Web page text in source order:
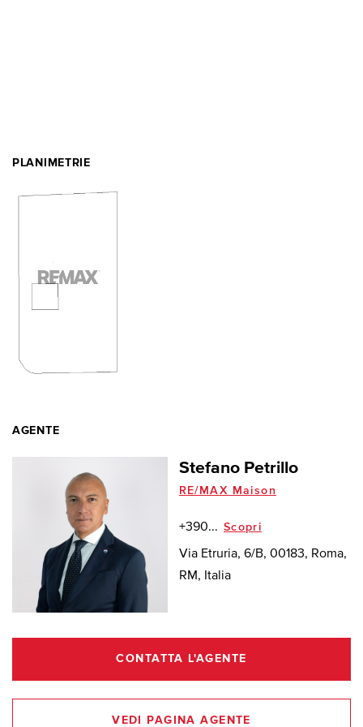
PLANIMETRIE
AGENTE
Stefano Petrillo
RE/MAX Maison
+390... Scopri
Via Etruria, 6/B, 00183, Roma,
RM, Italia
CONTATTA L'AGENTE
VEDI PAGINA AGENTE